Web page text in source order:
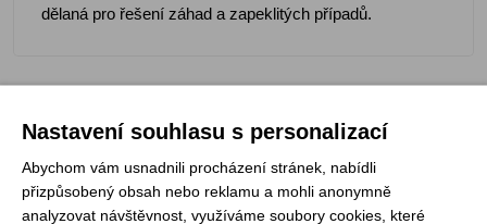
dělaná pro řešení záhad a zapeklitých případů.
Registrujte se k odběru newsletteru a už Vám
nic neunikne
ODEBÍRAT
Nastavení souhlasu s personalizací
Abychom vám usnadnili procházení stránek, nabídli
přizpůsobený obsah nebo reklamu a mohli anonymně
analyzovat návštěvnost, využíváme soubory cookies, které